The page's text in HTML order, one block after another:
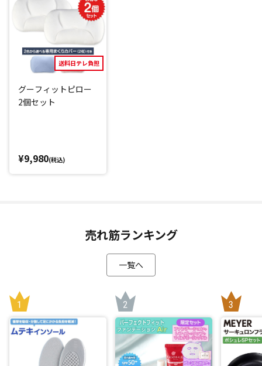
ました。
専用のまくらカバーには、クッション性のあるダンボールニ
ット生地を採用。
しっとり滑らかに頭と首を気持ち良く包み込んでくれます。
も抜群！
いが可能（乾燥機も可）。
いつでも清潔にお使いいただけます。
*2：特許第6716077号
*3：第三者機関調べ
閉じる
送料日テレ負担
グーフィットピロー
2個セット
¥9,980(税込)
売れ筋ランキング
一覧へ